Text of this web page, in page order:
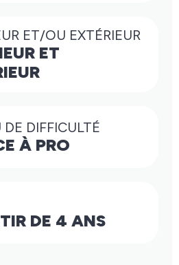
ET/OU EXTÉRIEUR
ET
DIFFICULTÉ
À PRO
DE 4 ANS